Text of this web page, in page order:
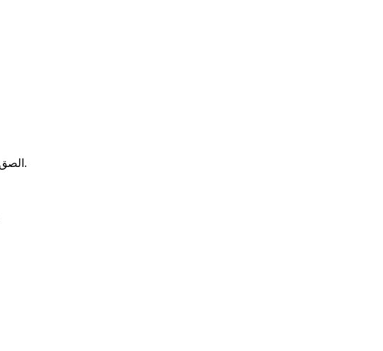
الصق أو اكتب في المحرر الأيسر. تتحدّث اللوحة اليمنى فورًا. يتيح شريط الأدوات الفتح والحفظ والنسخ والمسح ووضع ملء الشاشة.